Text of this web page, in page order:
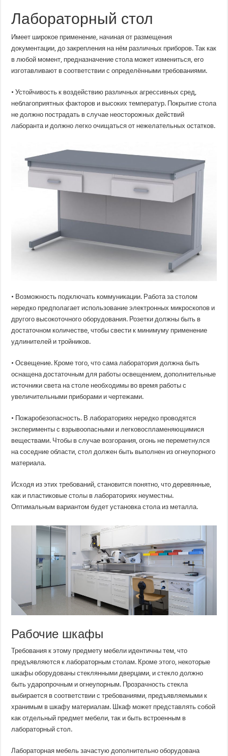
Лабораторный стол
Имеет широкое применение, начиная от размещения
документации, до закрепления на нём различных приборов. Так как
в любой момент, предназначение стола может измениться, его
изготавливают в соответствии с определёнными требованиями.
• Устойчивость к воздействию различных агрессивных сред,
неблагоприятных факторов и высоких температур. Покрытие стола
не должно пострадать в случае неосторожных действий
лаборанта и должно легко очищаться от нежелательных остатков.
• Возможность подключать коммуникации. Работа за столом
нередко предполагает использование электронных микроскопов и
другого высокоточного оборудования. Розетки должны быть в
достаточном количестве, чтобы свести к минимуму применение
удлинителей и тройников.
• Освещение. Кроме того, что сама лаборатория должна быть
оснащена достаточным для работы освещением, дополнительные
источники света на столе необходимы во время работы с
увеличительными приборами и чертежами.
• Пожаробезопасность. В лабораториях нередко проводятся
эксперименты с взрывоопасными и легковоспламеняющимися
веществами. Чтобы в случае возгорания, огонь не переметнулся
на соседние области, стол должен быть выполнен из огнеупорного
материала.
Исходя из этих требований, становится понятно, что деревянные,
как и пластиковые столы в лабораториях неуместны.
Оптимальным вариантом будет установка стола из металла.
Рабочие шкафы
Требования к этому предмету мебели идентичны тем, что
предъявляются к лабораторным столам. Кроме этого, некоторые
шкафы оборудованы стеклянными дверцами, и стекло должно
быть ударопрочным и огнеупорным. Прозрачность стекла
выбирается в соответствии с требованиями, предъявляемыми к
хранимым в шкафу материалам. Шкаф может представлять собой
как отдельный предмет мебели, так и быть встроенным в
лабораторный стол.
Лабораторная мебель зачастую дополнительно оборудована